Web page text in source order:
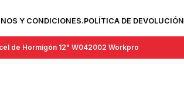
Y CONDICIONES.POLÍTICA DE DEVOLUCIÓN
de Hormigón 12" W042002 Workpro